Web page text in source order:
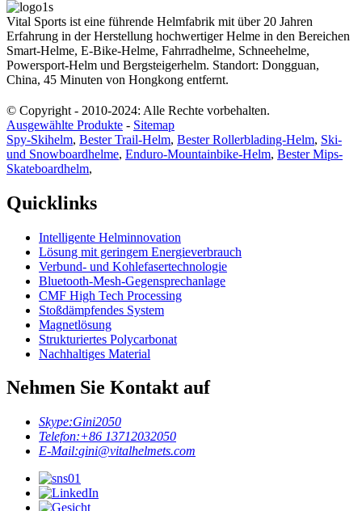
Vital Sports ist eine führende Helmfabrik mit über 20 Jahren
Erfahrung in der Herstellung hochwertiger Helme in den Bereichen
Smart-Helme, E-Bike-Helme, Fahrradhelme, Schneehelme,
Powersport-Helm und Bergsteigerhelm. Standort: Dongguan,
China, 45 Minuten von Hongkong entfernt.
© Copyright - 2010-2024: Alle Rechte vorbehalten.
Ausgewählte Produkte - Sitemap
Spy-Skihelm, Bester Trail-Helm, Bester Rollerblading-Helm, Ski-
und Snowboardhelme, Enduro-Mountainbike-Helm, Bester Mips-
Skateboardhelm,
Quicklinks
Intelligente Helminnovation
Lösung mit geringem Energieverbrauch
Verbund- und Kohlefasertechnologie
Bluetooth-Mesh-Gegensprechanlage
CMF High Tech Processing
Stoßdämpfendes System
Magnetlösung
Strukturiertes Polycarbonat
Nachhaltiges Material
Nehmen Sie Kontakt auf
Skype:Gini2050
Telefon:+86 13712032050
E-Mail:gini@vitalhelmets.com